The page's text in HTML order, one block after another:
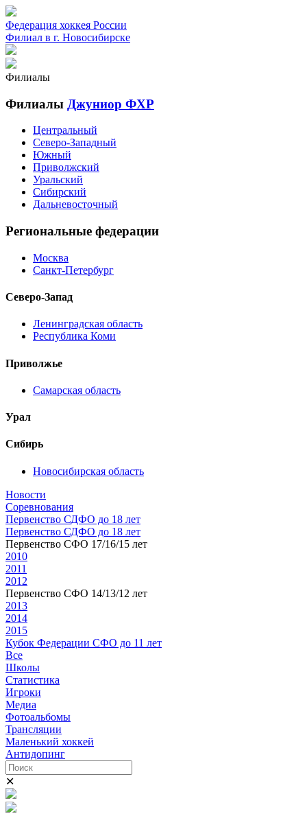
Федерация хоккея России
Филиал в г. Новосибирске
Филиалы
Филиалы Джуниор ФХР
Центральный
Северо-Западный
Южный
Приволжский
Уральский
Сибирский
Дальневосточный
Региональные федерации
Москва
Санкт-Петербург
Северо-Запад
Ленинградская область
Республика Коми
Приволжье
Самарская область
Урал
Сибирь
Новосибирская область
Новости
Соревнования
Первенство СДФО до 18 лет
Первенство СДФО до 18 лет
Первенство СФО 17/16/15 лет
2010
2011
2012
Первенство СФО 14/13/12 лет
2013
2014
2015
Кубок Федерации СФО до 11 лет
Все
Школы
Статистика
Игроки
Медиа
Фотоальбомы
Трансляции
Маленький хоккей
Антидопинг
✕